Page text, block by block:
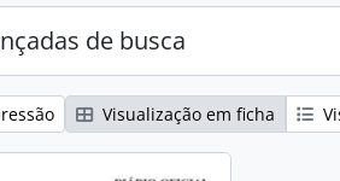
de busca
Visualização em ficha